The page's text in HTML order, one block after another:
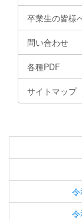
卒業生の皆様
問い合わせ
各種PDF
サイトマップ